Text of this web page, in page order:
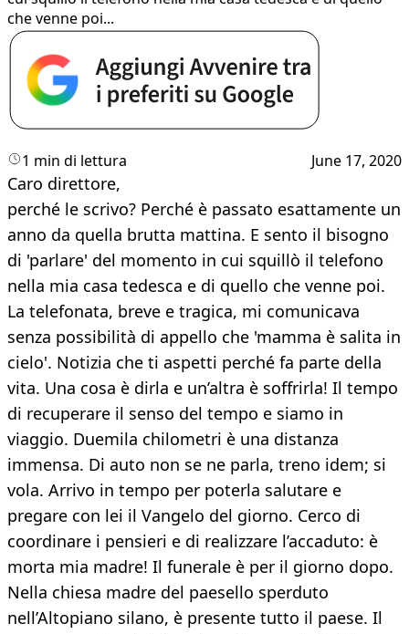
che venne poi...
1 min di lettura June 17, 2020
Caro direttore,
perché le scrivo? Perché è passato esattamente un
anno da quella brutta mattina. E sento il bisogno
di 'parlare' del momento in cui squillò il telefono
nella mia casa tedesca e di quello che venne poi.
La telefonata, breve e tragica, mi comunicava
senza possibilità di appello che 'mamma è salita in
cielo'. Notizia che ti aspetti perché fa parte della
vita. Una cosa è dirla e un’altra è soffrirla! Il tempo
di recuperare il senso del tempo e siamo in
viaggio. Duemila chilometri è una distanza
immensa. Di auto non se ne parla, treno idem; si
vola. Arrivo in tempo per poterla salutare e
pregare con lei il Vangelo del giorno. Cerco di
coordinare i pensieri e di realizzare l’accaduto: è
morta mia madre! Il funerale è per il giorno dopo.
Nella chiesa madre del paesello sperduto
nell’Altopiano silano, è presente tutto il paese. Il